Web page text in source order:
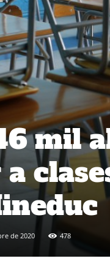
mil
de 2020 478